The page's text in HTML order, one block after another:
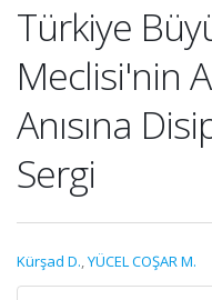
Türkiye
Meclisi'nin
Anısına
Sergi
Kürşad D.,YÜCEL COŞAR M.